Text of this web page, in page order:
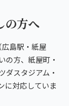
の方へ
島駅・紙屋
の方、紙屋町・
ダスタジアム・
に対応していま